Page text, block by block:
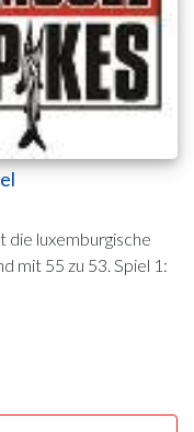
die luxemburgische
mit 55 zu 53. Spiel 1: